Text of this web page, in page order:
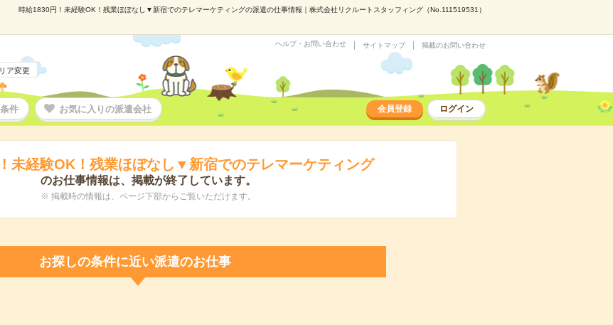
時給1830円！未経験OK！残業ほぼなし▼新宿でのテレマーケティングの派遣の仕事情報｜株式会社リクルートスタッフィング（No.111519531）
ア変更
ヘルプ・お問い合わせ サイトマップ 掲載のお問い合わせ
件 お気に入りの派遣会社 会員登録 ログイン
未経験OK！残業ほぼなし▼新宿でのテレマーケティング
のお仕事情報は、掲載が終了しています。
※ 掲載時の情報は、ページ下部からご覧いただけます。
お探しの条件に近い派遣のお仕事